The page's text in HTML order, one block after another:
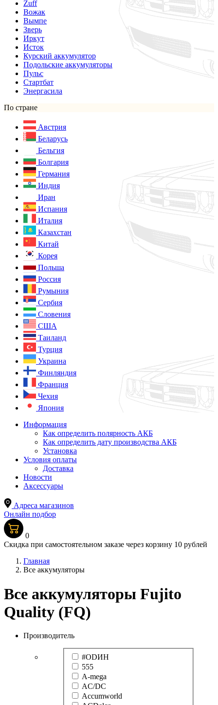
Zuff
Вожак
Вымпе
Зверь
Иркут
Исток
Курский аккумулятор
Подольские аккумуляторы
Пульс
Стартбат
Энергасила
По стране
Австрия
Беларусь
Бельгия
Болгария
Германия
Индия
Иран
Испания
Италия
Казахстан
Китай
Корея
Польша
Россия
Румыния
Сербия
Словения
США
Таиланд
Турция
Украина
Финляндия
Франция
Чехия
Япония
Информация
Как определить полярность АКБ
Как определить дату производства АКБ
Установка
Условия оплаты
Доставка
Новости
Аксессуары
Адреса магазинов
Онлайн подбор
0
Скидка при самостоятельном заказе через корзину 10 рублей
Главная
Все аккумуляторы
Все аккумуляторы Fujito
Quality (FQ)
Производитель
#ODИН
555
A-mega
AC/DC
Accumworld